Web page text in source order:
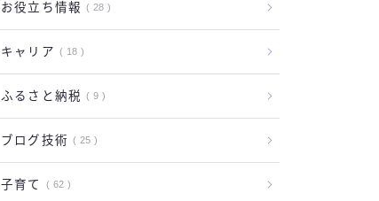
お役立ち情報 28
キャリア 18
ふるさと納税 9
ブログ技術 25
子育て 62